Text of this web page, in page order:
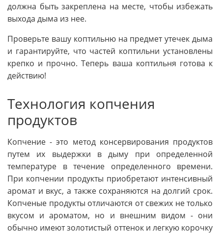
должна быть закреплена на месте, чтобы избежать
выхода дыма из нее.
Проверьте вашу коптильню на предмет утечек дыма
и гарантируйте, что частей коптильни установлены
крепко и прочно. Теперь ваша коптильня готова к
действию!
Технология копчения
продуктов
Копчение - это метод консервирования продуктов
путем их выдержки в дыму при определенной
температуре в течение определенного времени.
При копчении продукты приобретают интенсивный
аромат и вкус, а также сохраняются на долгий срок.
Копченые продукты отличаются от свежих не только
вкусом и ароматом, но и внешним видом - они
обычно имеют золотистый оттенок и легкую корочку